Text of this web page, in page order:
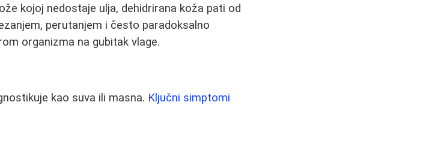
kojoj nedostaje ulja, dehidrirana koža pati od
perutanjem i često paradoksalno
organizma na gubitak vlage.
kao suva ili masna. Ključni simptomi